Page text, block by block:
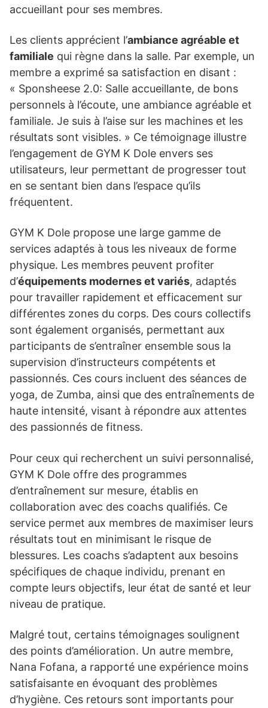
accueillant pour ses membres.
Les clients apprécient l’ambiance agréable et
familiale qui règne dans la salle. Par exemple, un
membre a exprimé sa satisfaction en disant :
« Sponsheese 2.0: Salle accueillante, de bons
personnels à l’écoute, une ambiance agréable et
familiale. Je suis à l’aise sur les machines et les
résultats sont visibles. » Ce témoignage illustre
l’engagement de GYM K Dole envers ses
utilisateurs, leur permettant de progresser tout
en se sentant bien dans l’espace qu’ils
fréquentent.
GYM K Dole propose une large gamme de
services adaptés à tous les niveaux de forme
physique. Les membres peuvent profiter
d’équipements modernes et variés, adaptés
pour travailler rapidement et efficacement sur
différentes zones du corps. Des cours collectifs
sont également organisés, permettant aux
participants de s’entraîner ensemble sous la
supervision d’instructeurs compétents et
passionnés. Ces cours incluent des séances de
yoga, de Zumba, ainsi que des entraînements de
haute intensité, visant à répondre aux attentes
des passionnés de fitness.
Pour ceux qui recherchent un suivi personnalisé,
GYM K Dole offre des programmes
d’entraînement sur mesure, établis en
collaboration avec des coachs qualifiés. Ce
service permet aux membres de maximiser leurs
résultats tout en minimisant le risque de
blessures. Les coachs s’adaptent aux besoins
spécifiques de chaque individu, prenant en
compte leurs objectifs, leur état de santé et leur
niveau de pratique.
Malgré tout, certains témoignages soulignent
des points d’amélioration. Un autre membre,
Nana Fofana, a rapporté une expérience moins
satisfaisante en évoquant des problèmes
d’hygiène. Ces retours sont importants pour